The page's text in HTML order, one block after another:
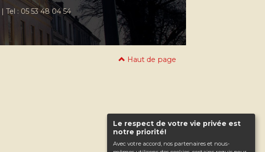
Le respect de votre vie privée est
notre priorité!
Avec votre accord, nos partenaires et nous-
| Tel : 05 53 48 04 54
Haut de page